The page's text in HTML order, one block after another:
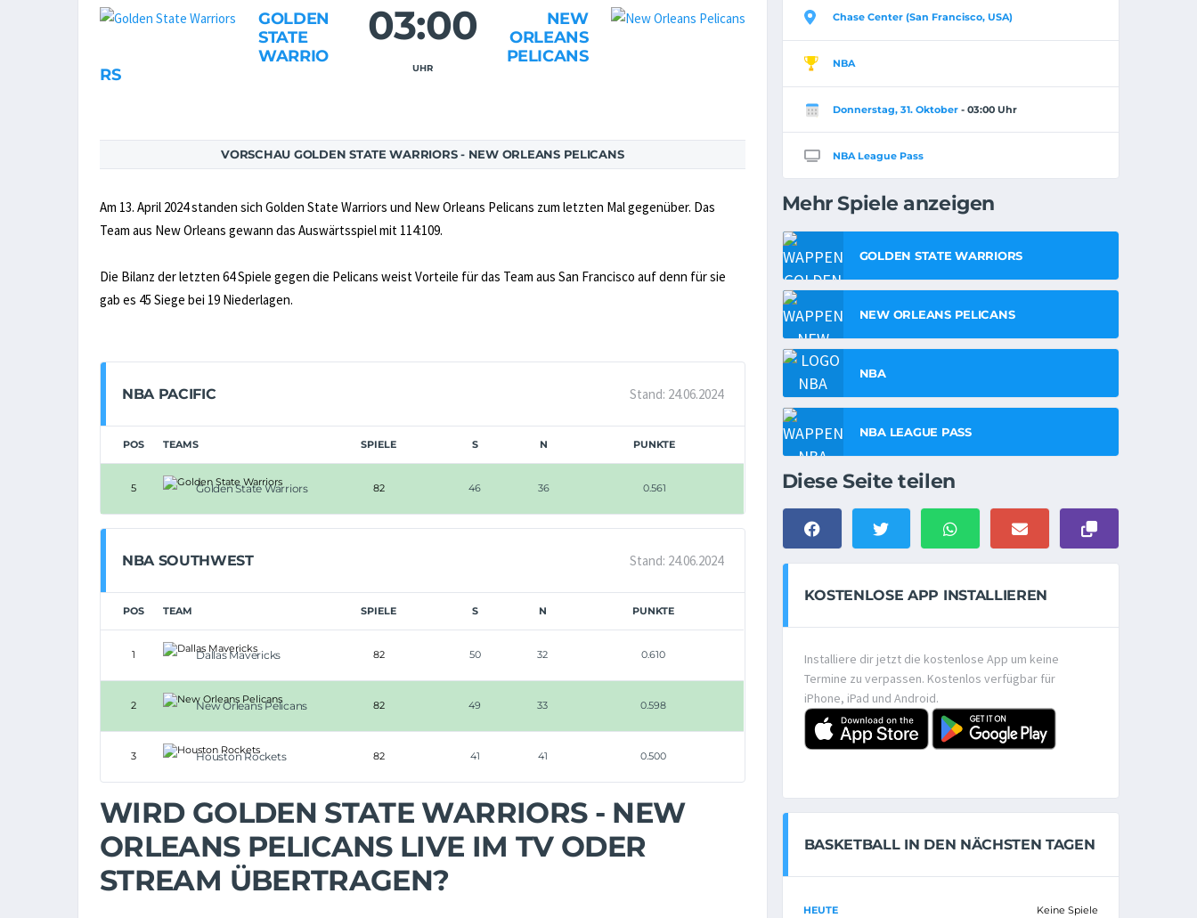
GOLDEN
STATE
WARRIO
RS
03:00
UHR
NEW
ORLEANS
PELICANS
VORSCHAU GOLDEN STATE WARRIORS - NEW ORLEANS PELICANS
Am 13. April 2024 standen sich Golden State Warriors und New Orleans Pelicans zum letzten Mal gegenüber. Das
Team aus New Orleans gewann das Auswärtsspiel mit 114:109.
Die Bilanz der letzten 64 Spiele gegen die Pelicans weist Vorteile für das Team aus San Francisco auf denn für sie
gab es 45 Siege bei 19 Niederlagen.
NBA PACIFIC Stand: 24.06.2024
POS TEAMS SPIELE S N PUNKTE
5 Golden State Warriors 82 46 36 0.561
NBA SOUTHWEST Stand: 24.06.2024
POS TEAM SPIELE S N PUNKTE
1 Dallas Mavericks 82 50 32 0.610
2 New Orleans Pelicans 82 49 33 0.598
3 Houston Rockets 82 41 41 0.500
WIRD GOLDEN STATE WARRIORS - NEW
ORLEANS PELICANS LIVE IM TV ODER
STREAM ÜBERTRAGEN?
Chase Center (San Francisco, USA)
NBA
Donnerstag, 31. Oktober- 03:00 Uhr
NBA League Pass
Mehr Spiele anzeigen
GOLDEN STATE WARRIORS
NEW ORLEANS PELICANS
NBA
NBA LEAGUE PASS
Diese Seite teilen
KOSTENLOSE APP INSTALLIEREN
Installiere dir jetzt die kostenlose App um keine
Termine zu verpassen. Kostenlos verfügbar für
iPhone, iPad und Android.
BASKETBALL IN DEN NÄCHSTEN TAGEN
HEUTE Keine Spiele